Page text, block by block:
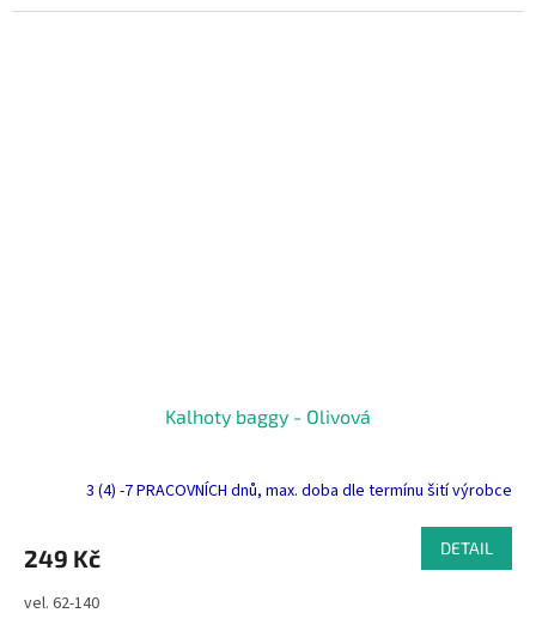
Kalhoty baggy - Olivová
3 (4) -7 PRACOVNÍCH dnů, max. doba dle termínu šití výrobce
249 Kč DETAIL
vel. 62-140